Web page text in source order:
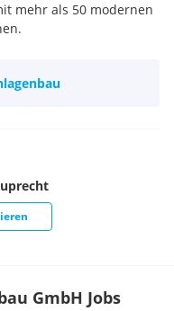
mehr als 50 modernen
GmbH Jobs